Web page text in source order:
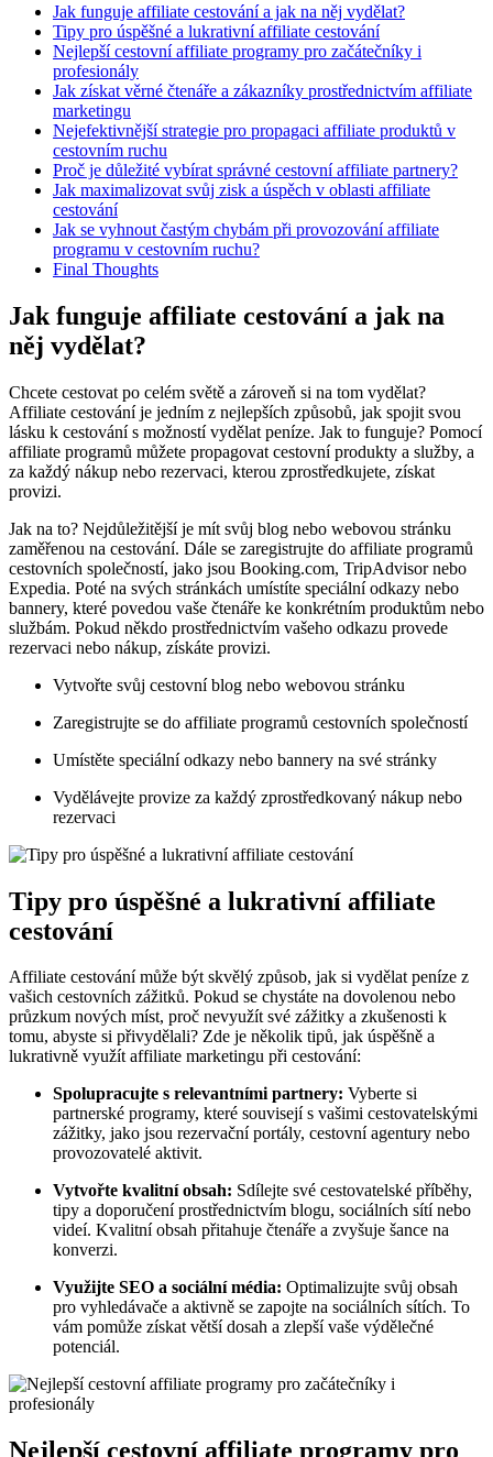
Jak funguje affiliate cestování a jak na něj vydělat?
Tipy pro úspěšné a lukrativní affiliate cestování
Nejlepší cestovní affiliate programy pro začátečníky i
profesionály
Jak získat věrné čtenáře a zákazníky prostřednictvím affiliate
marketingu
Nejefektivnější strategie pro propagaci affiliate produktů v
cestovním ruchu
Proč je důležité vybírat správné cestovní affiliate partnery?
Jak maximalizovat svůj zisk a úspěch v oblasti affiliate
cestování
Jak se vyhnout častým chybám při provozování affiliate
programu v cestovním ruchu?
Final Thoughts
Jak funguje affiliate cestování a jak na
něj vydělat?
Chcete cestovat po celém světě a zároveň si na tom vydělat?
Affiliate cestování je jedním z nejlepších způsobů, jak spojit svou
lásku k cestování s možností vydělat peníze. Jak to funguje? Pomocí
affiliate programů můžete propagovat cestovní produkty a služby, a
za každý nákup nebo rezervaci, kterou zprostředkujete, získat
provizi.
Jak na to? Nejdůležitější je mít svůj blog nebo webovou stránku
zaměřenou na cestování. Dále se zaregistrujte do affiliate programů
cestovních společností, jako jsou Booking.com, TripAdvisor nebo
Expedia. Poté na svých stránkách umístíte speciální odkazy nebo
bannery, které povedou vaše čtenáře ke konkrétním produktům nebo
službám. Pokud někdo prostřednictvím vašeho odkazu provede
rezervaci nebo nákup, získáte provizi.
Vytvořte svůj cestovní blog nebo webovou stránku
Zaregistrujte se do affiliate programů cestovních společností
Umístěte speciální odkazy nebo bannery na své stránky
Vydělávejte provize za každý zprostředkovaný nákup nebo
rezervaci
Tipy pro úspěšné a lukrativní affiliate
cestování
Affiliate cestování může být skvělý způsob, jak si vydělat peníze z
vašich cestovních zážitků. Pokud se chystáte na dovolenou nebo
průzkum nových míst, proč nevyužít své zážitky a zkušenosti k
tomu, abyste si přivydělali? Zde je několik tipů, jak úspěšně a
lukrativně využít affiliate marketingu při cestování:
Spolupracujte s relevantními partnery: Vyberte si
partnerské programy, které souvisejí s vašimi cestovatelskými
zážitky, jako jsou rezervační portály, cestovní agentury nebo
provozovatelé aktivit.
Vytvořte kvalitní obsah: Sdílejte své cestovatelské příběhy,
tipy a doporučení prostřednictvím blogu, sociálních sítí nebo
videí. Kvalitní obsah přitahuje čtenáře a zvyšuje šance na
konverzi.
Využijte SEO a sociální média: Optimalizujte svůj obsah
pro vyhledávače a aktivně se zapojte na sociálních sítích. To
vám pomůže získat větší dosah a zlepší vaše výdělečné
potenciál.
Nejlepší cestovní affiliate programy pro